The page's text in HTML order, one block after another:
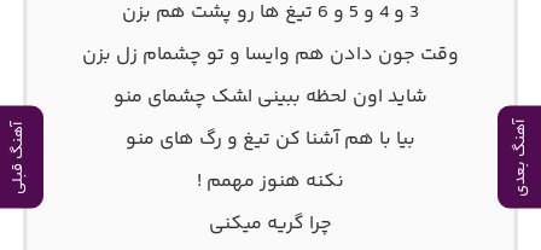
آهنگ بعدی آهنگ قبلی
3 و 4 و 5 و 6 ﺗﻴﻎ ﻫﺎ رو ﭘﺸﺖ ﻫﻢ ﺑﺰن
وﻗﺖ ﺟﻮن دادن ﻫﻢ واﻳﺴﺎ و ﺗﻮ ﭼﺸﻤﺎم زل ﺑﺰن
ﺷﺎﻳﺪ اون ﻟﺤﻈﻪ ﺑﺒﻴﻨﻰ اﺸﮏ ﭼﺸﻤﺎی ﻣﻨﻮ
ﺑﻴﺎ ﺑﺎ ﻫﻢ آﺷﻨﺎ ﻛﻦ ﺗﻴﻎ و رگ ﻫﺎی ﻣﻨﻮ
ﻧﻜﻨﻪ ﻫﻨﻮز ﻣﻬﻤﻢ !
ﭼﺮا ﮔﺮﻳﻪ ﻣﻴﻜﻨﻰ